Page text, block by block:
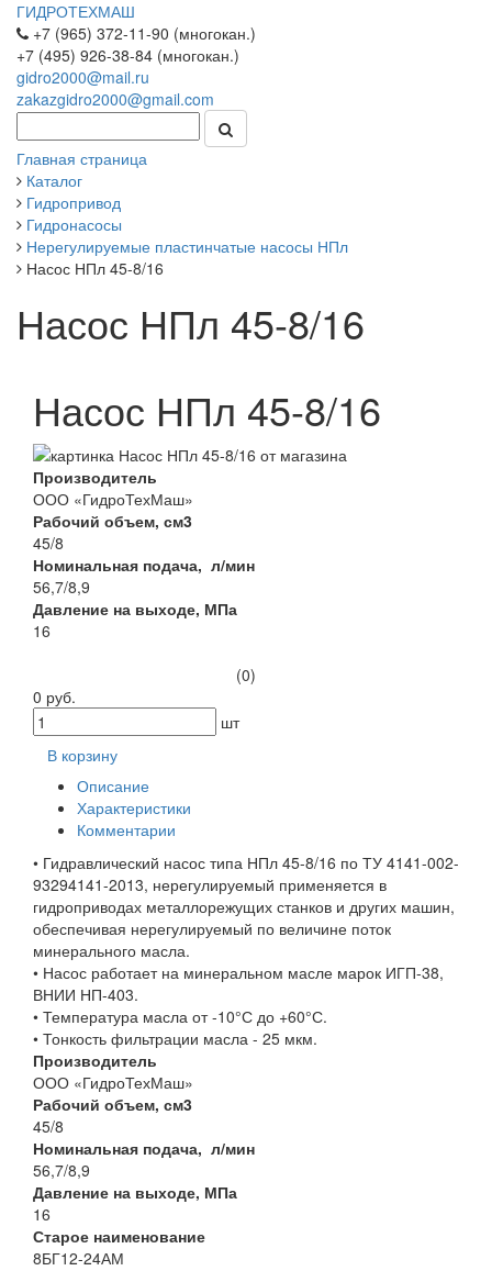
ГИДРОТЕХМАШ
+7 (965) 372-11-90 (многокан.)
+7 (495) 926-38-84 (многокан.)
gidro2000@mail.ru
zakazgidro2000@gmail.com
Главная страница
Каталог
Гидропривод
Гидронасосы
Нерегулируемые пластинчатые насосы НПл
Насос НПл 45-8/16
Насос НПл 45-8/16
Насос НПл 45-8/16
Производитель
ООО «ГидроТехМаш»
Рабочий объем, см3
45/8
Номинальная подача, л/мин
56,7/8,9
Давление на выходе, МПа
16
(0)
0 руб.
шт
В корзину
Описание
Характеристики
Комментарии
• Гидравлический насос типа НПл 45-8/16 по ТУ 4141-002-
93294141-2013, нерегулируемый применяется в
гидроприводах металлорежущих станков и других машин,
обеспечивая нерегулируемый по величине поток
минерального масла.
• Насос работает на минеральном масле марок ИГП-38,
ВНИИ НП-403.
• Температура масла от -10°С до +60°С.
• Тонкость фильтрации масла - 25 мкм.
Производитель
ООО «ГидроТехМаш»
Рабочий объем, см3
45/8
Номинальная подача, л/мин
56,7/8,9
Давление на выходе, МПа
16
Старое наименование
8БГ12-24АМ